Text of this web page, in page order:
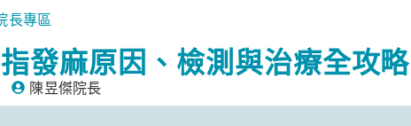
長專區
發麻原因、檢測與治療全攻略
陳昱傑院長